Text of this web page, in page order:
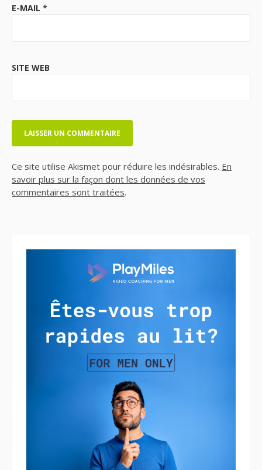
E-MAIL *
SITE WEB
Ce site utilise Akismet pour réduire les indésirables. En
savoir plus sur la façon dont les données de vos
commentaires sont traitées.